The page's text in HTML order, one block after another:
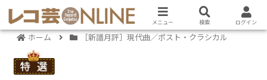
ホーム ［新譜月評］現代曲／ポスト・クラシカル
メニュー 検索 ログイン